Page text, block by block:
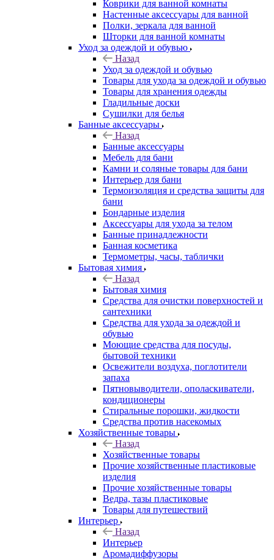
Коврики для ванной комнаты
Настенные аксессуары для ванной
Полки, зеркала для ванной
Шторки для ванной комнаты
Уход за одеждой и обувью
Назад
Уход за одеждой и обувью
Товары для ухода за одеждой и обувью
Товары для хранения одежды
Гладильные доски
Сушилки для белья
Банные аксессуары
Назад
Банные аксессуары
Мебель для бани
Камни и соляные товары для бани
Интерьер для бани
Термоизоляция и средства защиты для
бани
Бондарные изделия
Аксеcсуары для ухода за телом
Банные принадлежности
Банная косметика
Термометры, часы, таблички
Бытовая химия
Назад
Бытовая химия
Средства для очистки поверхностей и
сантехники
Средства для ухода за одеждой и
обувью
Моющие средства для посуды,
бытовой техники
Освежители воздуха, поглотители
запаха
Пятновыводители, ополаскиватели,
кондиционеры
Стиральные порошки, жидкости
Средства против насекомых
Хозяйственные товары
Назад
Хозяйственные товары
Прочие хозяйственные пластиковые
изделия
Прочие хозяйственные товары
Ведра, тазы пластиковые
Товары для путешествий
Интерьер
Назад
Интерьер
Аромадиффузоры